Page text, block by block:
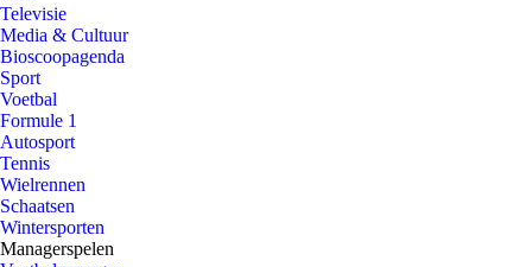
Televisie
Media & Cultuur
Bioscoopagenda
Sport
Voetbal
Formule 1
Autosport
Tennis
Wielrennen
Schaatsen
Wintersporten
Managerspelen